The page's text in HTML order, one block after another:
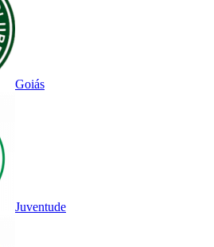
Goiás
Juventude